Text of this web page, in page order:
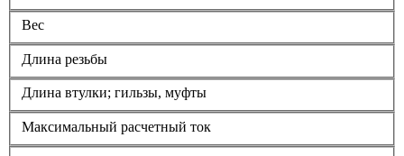
Вес
Длина резьбы
Длина втулки; гильзы, муфты
Максимальный расчетный ток